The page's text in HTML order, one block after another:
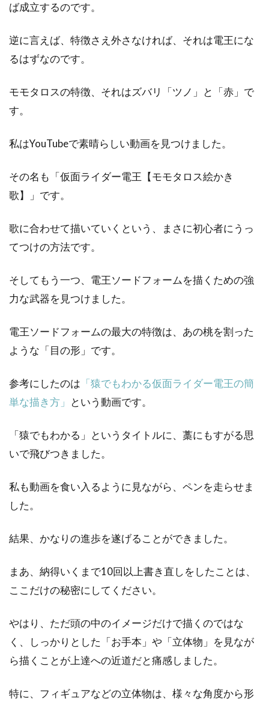
ば成立するのです。
逆に言えば、特徴さえ外さなければ、それは電王にな
るはずなのです。
モモタロスの特徴、それはズバリ「ツノ」と「赤」で
す。
私はYouTubeで素晴らしい動画を見つけました。
その名も「仮面ライダー電王【モモタロス絵かき
歌】」です。
歌に合わせて描いていくという、まさに初心者にうっ
てつけの方法です。
そしてもう一つ、電王ソードフォームを描くための強
力な武器を見つけました。
電王ソードフォームの最大の特徴は、あの桃を割った
ような「目の形」です。
参考にしたのは 「猿でもわかる仮面ライダー電王の簡
単な描き方」
という動画です。
「猿でもわかる」というタイトルに、藁にもすがる思
いで飛びつきました。
私も動画を食い入るように見ながら、ペンを走らせま
した。
結果、かなりの進歩を遂げることができました。
まあ、納得いくまで10回以上書き直しをしたことは、
ここだけの秘密にしてください。
やはり、ただ頭の中のイメージだけで描くのではな
く、しっかりとした「お手本」や「立体物」を見なが
ら描くことが上達への近道だと痛感しました。
特に、フィギュアなどの立体物は、様々な角度から形